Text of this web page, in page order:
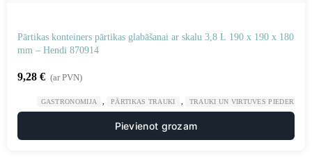
Pārtikas konteiners pārtikas glabāšanai ar skalu 3,8 L 190 x 190 x 180
mm – Hendi 870914
9,28 € (ar PVN)
GASTRONOMIJA PĀRTIKAS TRAUKI TRAUKI UN VIRTUVES PIEDERUMI
Pievienot grozam